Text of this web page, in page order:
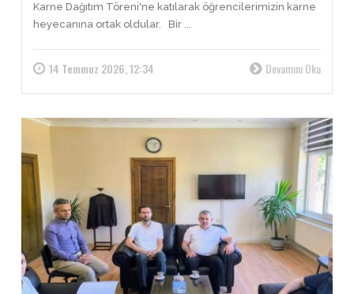
Karne Dağıtım Töreni'ne katılarak öğrencilerimizin karne
heyecanına ortak oldular. Bir ...
14 Temmuz 2026, 12:34 Devamını Oku